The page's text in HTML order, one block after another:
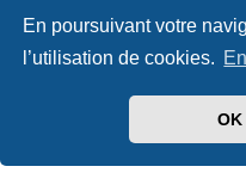
En poursuivant votre
l’utilisation de cookies.
OK